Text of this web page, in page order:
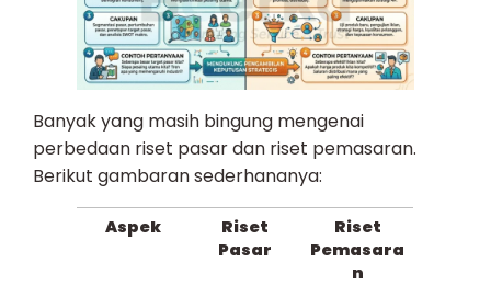
Banyak yang masih bingung mengenai
perbedaan riset pasar dan riset pemasaran.
Berikut gambaran sederhananya:
Aspek
Riset
Pasar
Riset
Pemasara
n